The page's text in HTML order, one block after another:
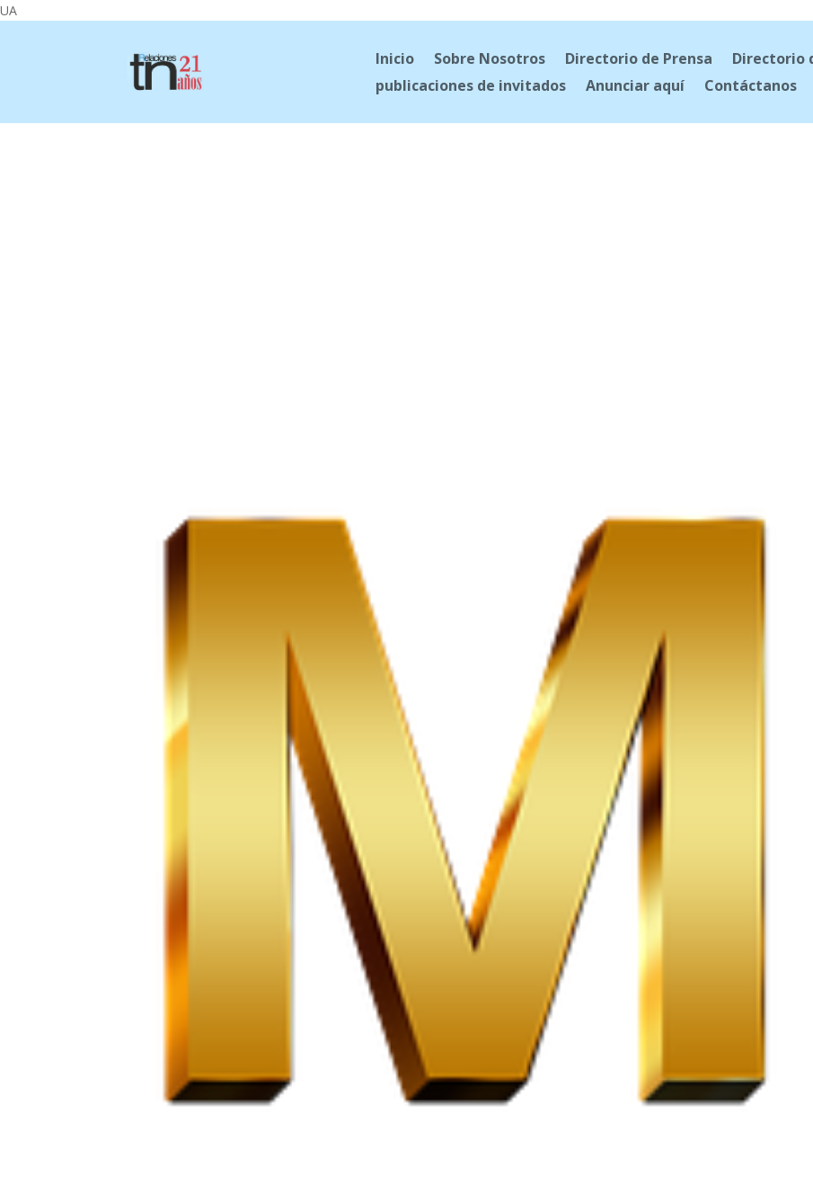
UA
Inicio Sobre Nosotros Directorio de Prensa Directorio
publicaciones de invitados
Anunciar aquí Contáctanos